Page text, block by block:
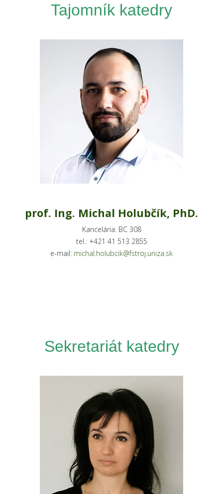
Tajomník katedry
prof. Ing. Michal Holubčík, PhD.
Kancelária: BC 308
tel.: +421 41 513 2855
e-mail: michal.holubcik@fstroj.uniza.sk
Sekretariát katedry